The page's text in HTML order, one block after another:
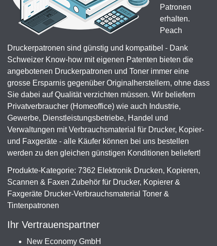
Patronen
erhalten.
Peach
Druckerpatronen sind günstig und kompatibel - Dank
Schweizer Know-how mit eigenen Patenten bieten die
angebotenen Druckerpatronen und Toner immer eine
grosse Ersparnis gegenüber Originalherstellern, ohne dass
Sie dabei auf Qualität verzichten müssen. Wir beliefern
Privatverbraucher (Homeoffice) wie auch Industrie,
Gewerbe, Dienstleistungsbetriebe, Handel und
Verwaltungen mit Verbrauchsmaterial für Drucker, Kopier-
und Faxgeräte - alle Käufer können bei uns bestellen
werden zu den gleichen günstigen Konditionen beliefert!
Produkte-Kategorie: 7362 Elektronik Drucken, Kopieren,
Scannen & Faxen Zubehör für Drucker, Kopierer &
Faxgeräte Drucker-Verbrauchsmaterial Toner &
Tintenpatronen
Ihr Vertrauenspartner
New Economy GmbH